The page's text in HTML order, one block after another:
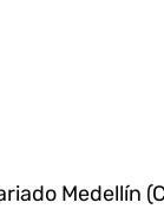
Medellín